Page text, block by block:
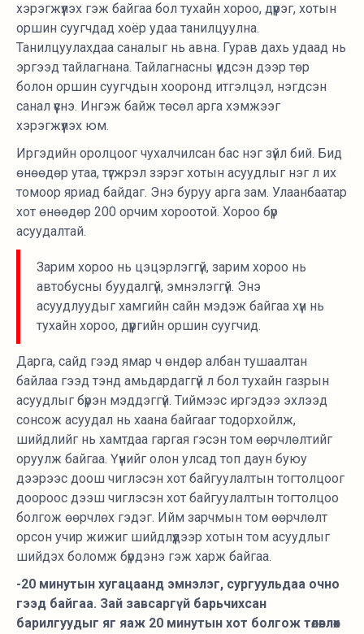
хэрэгжүүлэх гэж байгаа бол тухайн хороо, дүүрэг, хотын
оршин суугчдад хоёр удаа танилцуулна.
Танилцуулахдаа саналыг нь авна. Гурав дахь удаад нь
эргээд тайлагнана. Тайлагнасны үндсэн дээр төр
болон оршин суугчдын хооронд итгэлцэл, нэгдсэн
санал үүснэ. Ингэж байж төсөл арга хэмжээг
хэрэгжүүлэх юм.
Иргэдийн оролцоог чухалчилсан бас нэг зүйл бий. Бид
өнөөдөр утаа, түгжрэл зэрэг хотын асуудлыг нэг л их
томоор яриад байдаг. Энэ буруу арга зам. Улаанбаатар
хот өнөөдөр 200 орчим хороотой. Хороо бүр
асуудалтай.
Зарим хороо нь цэцэрлэггүй, зарим хороо нь
автобусны буудалгүй, эмнэлэггүй. Энэ
асуудлуудыг хамгийн сайн мэдэж байгаа хүн нь
тухайн хороо, дүүргийн оршин суугчид.
Дарга, сайд гээд ямар ч өндөр албан тушаалтан
байлаа гээд тэнд амьдардаггүй л бол тухайн газрын
асуудлыг бүрэн мэддэггүй. Тиймээс иргэдээ эхлээд
сонсож асуудал нь хаана байгааг тодорхойлж,
шийдлийг нь хамтдаа гаргая гэсэн том өөрчлөлтийг
оруулж байгаа. Үүнийг олон улсад топ даун буюу
дээрээс доош чиглэсэн хот байгуулалтын тогтолцоог
доороос дээш чиглэсэн хот байгуулалтын тогтолцоо
болгож өөрчлөх гэдэг. Ийм зарчмын том өөрчлөлт
орсон учир жижиг шийдлүүдээр хотын том асуудлыг
шийдэх боломж бүрдэнэ гэж харж байгаа.
-20 минутын хугацаанд эмнэлэг, сургуульдаа очно
гээд байгаа. Зай завсаргүй барьчихсан
барилгуудыг яг яаж 20 минутын хот болгож төлөвлөх